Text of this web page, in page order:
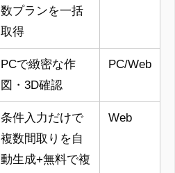
数プランを一括
取得
PCで緻密な作
図・3D確認
PC/Web
条件入力だけで
複数間取りを自
動生成+無料で複
Web